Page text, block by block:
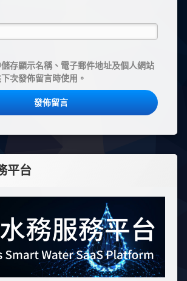
儲存顯示名稱、電子郵件地址及個人網站
次發佈留言時使用。
平台